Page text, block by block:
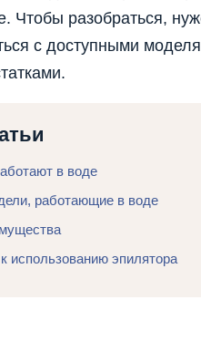
Чтобы разобраться,
с доступными
в воде
работающие в воде
использованию эпилятора